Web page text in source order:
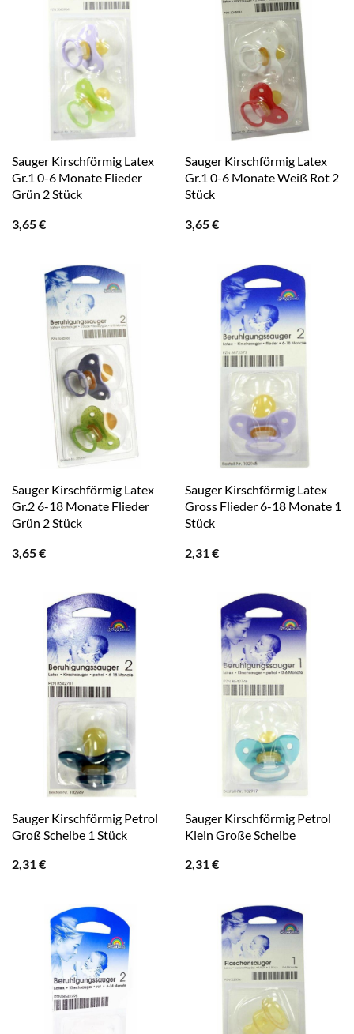
Sauger Kirschförmig Latex
Gr.1 0-6 Monate Flieder
Grün 2 Stück
3,65€
Sauger Kirschförmig Latex
Gr.1 0-6 Monate Weiß Rot 2
Stück
3,65€
Sauger Kirschförmig Latex
Gr.2 6-18 Monate Flieder
Grün 2 Stück
3,65€
Sauger Kirschförmig Latex
Gross Flieder 6-18 Monate 1
Stück
2,31 €
Sauger Kirschförmig Petrol
Groß Scheibe 1 Stück
2,31€
Sauger Kirschförmig Petrol
Klein Große Scheibe
2,31€